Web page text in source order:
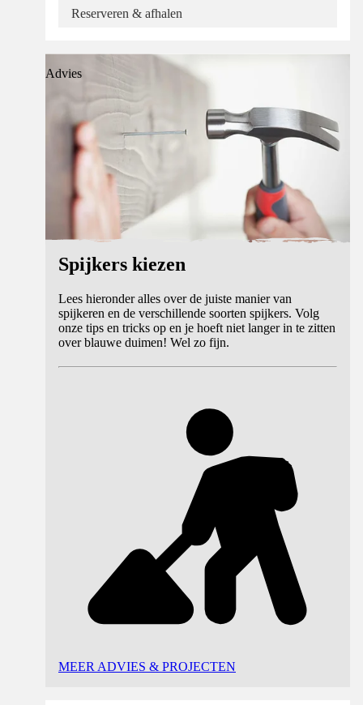
Reserveren & afhalen
Advies
Spijkers kiezen
Lees hieronder alles over de juiste manier van
spijkeren en de verschillende soorten spijkers. Volg
onze tips en tricks op en je hoeft niet langer in te zitten
over blauwe duimen! Wel zo fijn.
MEER ADVIES & PROJECTEN